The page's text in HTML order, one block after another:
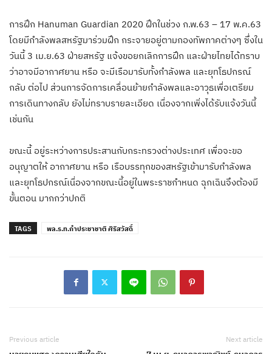
การฝึก Hanuman Guardian 2020 ฝึกในช่วง ก.พ.63 – 17 พ.ค.63
โดยมีกำลังพลสหรัฐมาร่วมฝึก กระจายอยู่ตามกองทัพภาคต่างๆ ซึ่งใน
วันนี้ 3 เม.ย.63 ฝ่ายสหรัฐ แจ้งขอยกเลิกการฝึก และฝ่ายไทยได้ทราบ
ว่าอาจมีอากาศยาน หรือ จะมีเรือมารับทั้งกำลังพล และยุทโธปกรณ์
กลับ ต่อไป ส่วนการจัดการเคลื่อนย้ายกำลังพลและอาวุธเพื่อเตรียม
การเดินทางกลับ ยังไม่ทราบรายละเอียด เนื่องจากเพิ่งได้รับแจ้งวันนี้
เช่นกัน
ขณะนี้ อยู่ระหว่างการประสานกับกระทรวงต่างประเทศ เพื่อจะขอ
อนุญาตให้ อากาศยาน หรือ เรือบรรทุกของสหรัฐเข้ามารับกำลังพล
และยุทโธปกรณ์เนื่องจากขณะนี้อยู่ในพระราชกำหนด ฉุกเฉินจึงต้องมี
ขั้นตอน มากกว่าปกติ
TAGS พล.ร.ท.กำประชาชาติ ศิริสวัสดิ์
Previous article Next article